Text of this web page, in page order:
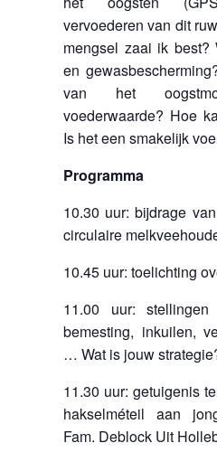
vervoederen van dit
mengsel zaai ik best?
en
van het
voederwaarde? Hoe
Is het een smakelijk
Programma
10.30 uur: bijdrage
circulaire
10.45 uur: toelichting
11.00 uur:
bemesting, inkuilen,
… Wat is jouw
11.30 uur: getuigenis
hakselméteil aan
Fam. Deblock Uit